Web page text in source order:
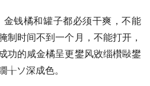
钱橘和罐子都必须干爽，不能
制时间不到一个月，不能打开，
功的咸金橘呈更鐢风敓缁欑敺鐢
╁ソ深成色。